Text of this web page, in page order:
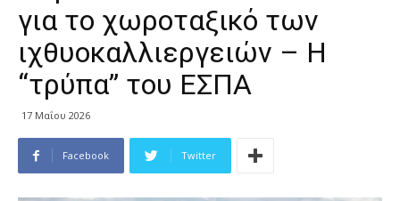
για το χωροταξικό των
ιχθυοκαλλιεργειών – Η
“τρύπα” του ΕΣΠΑ
17 Μαΐου 2026
Facebook Twitter